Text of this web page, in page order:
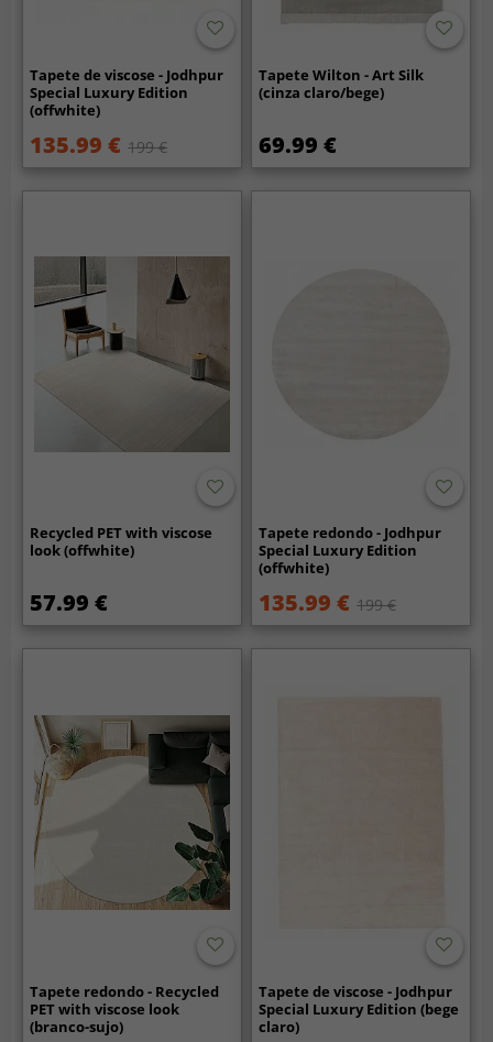
Tapete de viscose - Jodhpur
Special Luxury Edition
(offwhite)
135.99 € 199 €
Tapete Wilton - Art Silk
(cinza claro/bege)
69.99 €
Recycled PET with viscose
look (offwhite)
57.99 €
Tapete redondo - Jodhpur
Special Luxury Edition
(offwhite)
135.99 € 199 €
Tapete redondo - Recycled
PET with viscose look
(branco-sujo)
Tapete de viscose - Jodhpur
Special Luxury Edition (bege
claro)